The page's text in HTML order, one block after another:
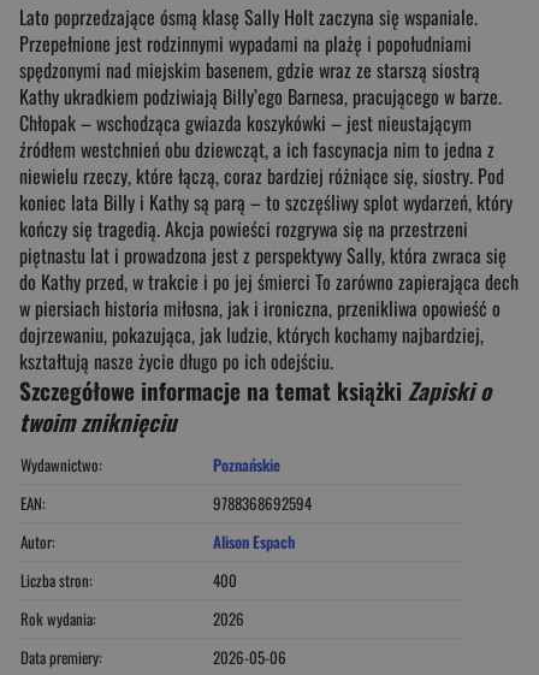
Lato poprzedzające ósmą klasę Sally Holt zaczyna się wspaniale.
Przepełnione jest rodzinnymi wypadami na plażę i popołudniami
spędzonymi nad miejskim basenem, gdzie wraz ze starszą siostrą
Kathy ukradkiem podziwiają Billy’ego Barnesa, pracującego w barze.
Chłopak – wschodząca gwiazda koszykówki – jest nieustającym
źródłem westchnień obu dziewcząt, a ich fascynacja nim to jedna z
niewielu rzeczy, które łączą, coraz bardziej różniące się, siostry. Pod
koniec lata Billy i Kathy są parą – to szczęśliwy splot wydarzeń, który
kończy się tragedią. Akcja powieści rozgrywa się na przestrzeni
piętnastu lat i prowadzona jest z perspektywy Sally, która zwraca się
do Kathy przed, w trakcie i po jej śmierci To zarówno zapierająca dech
w piersiach historia miłosna, jak i ironiczna, przenikliwa opowieść o
dojrzewaniu, pokazująca, jak ludzie, których kochamy najbardziej,
kształtują nasze życie długo po ich odejściu.
Szczegółowe informacje na temat książki Zapiski o
twoim zniknięciu
Wydawnictwo:
Poznańskie
EAN:
9788368692594
Autor:
Alison Espach
Liczba stron:
400
Rok wydania:
2026
Data premiery:
2026-05-06